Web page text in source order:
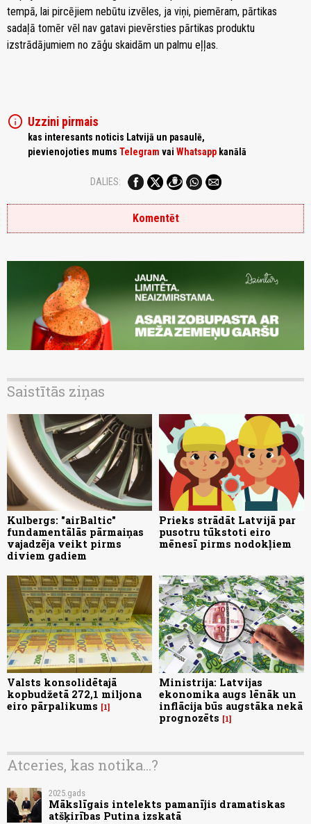
tempā, lai pircējiem nebūtu izvēles, ja viņi, piemēram, pārtikas
sadaļā tomēr vēl nav gatavi pievērsties pārtikas produktu
izstrādājumiem no zāģu skaidām un palmu eļļas.
info Uzzini pirmais
kas interesants noticis Latvijā un pasaulē,
pievienojoties mums Telegram vai Whatsapp kanālā
DALIES:
Komentēt
Saistītās ziņas
Kulbergs: "airBaltic"
fundamentālās pārmaiņas
vajadzēja veikt pirms
diviem gadiem
Prieks strādāt Latvijā par
pusotru tūkstoti eiro
mēnesī pirms nodokļiem
Valsts konsolidētajā
kopbudžetā 272,1 miljona
eiro pārpalikums
1
Ministrija: Latvijas
ekonomika augs lēnāk un
inflācija būs augstāka nekā
prognozēts
1
Atceries, kas notika...?
2025.gads
Mākslīgais intelekts pamanījis dramatiskas
atšķirības Putina izskatā